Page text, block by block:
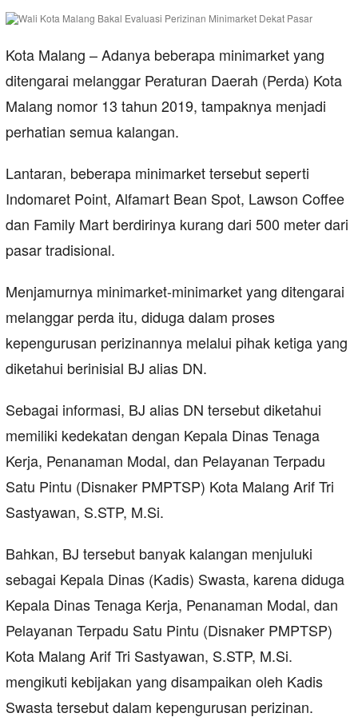
Kota Malang – Adanya beberapa minimarket yang
ditengarai melanggar Peraturan Daerah (Perda) Kota
Malang nomor 13 tahun 2019, tampaknya menjadi
perhatian semua kalangan.
Lantaran, beberapa minimarket tersebut seperti
Indomaret Point, Alfamart Bean Spot, Lawson Coffee
dan Family Mart berdirinya kurang dari 500 meter dari
pasar tradisional.
Menjamurnya minimarket-minimarket yang ditengarai
melanggar perda itu, diduga dalam proses
kepengurusan perizinannya melalui pihak ketiga yang
diketahui berinisial BJ alias DN.
Sebagai informasi, BJ alias DN tersebut diketahui
memiliki kedekatan dengan Kepala Dinas Tenaga
Kerja, Penanaman Modal, dan Pelayanan Terpadu
Satu Pintu (Disnaker PMPTSP) Kota Malang Arif Tri
Sastyawan, S.STP, M.Si.
Bahkan, BJ tersebut banyak kalangan menjuluki
sebagai Kepala Dinas (Kadis) Swasta, karena diduga
Kepala Dinas Tenaga Kerja, Penanaman Modal, dan
Pelayanan Terpadu Satu Pintu (Disnaker PMPTSP)
Kota Malang Arif Tri Sastyawan, S.STP, M.Si.
mengikuti kebijakan yang disampaikan oleh Kadis
Swasta tersebut dalam kepengurusan perizinan.